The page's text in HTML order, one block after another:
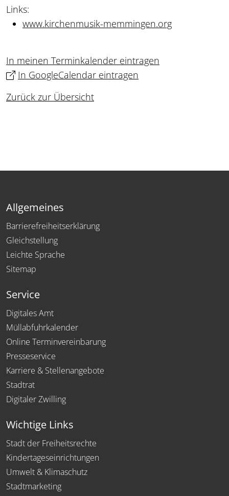
Links:
www.kirchenmusik-memmingen.org
In meinen Terminkalender eintragen
In GoogleCalendar eintragen
Zurück zur Übersicht
Allgemeines
Barrierefreiheitserklärung
Gleichstellung
Leichte Sprache
Sitemap
Service
Digitales Amt
Müllabfuhrkalender
Online Terminvereinbarung
Presseservice
Karriere & Stellenangebote
Stadtrat
Digitaler Zwilling
Wichtige Links
Stadt der Freiheitsrechte
Kindertageseinrichtungen
Umwelt & Klimaschutz
Stadtmarketing